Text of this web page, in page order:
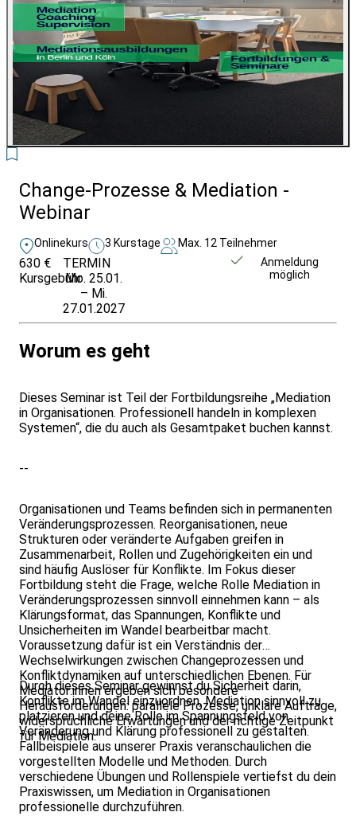
Change-Prozesse & Mediation -
Webinar
Onlinekurs 3 Kurstage Max. 12 Teilnehmer
630 €
Kursgebühr
TERMIN
Mo. 25.01.
– Mi.
27.01.2027
Anmeldung
möglich
Worum es geht
Dieses Seminar ist Teil der Fortbildungsreihe „Mediation
in Organisationen. Professionell handeln in komplexen
Systemen“, die du auch als Gesamtpaket buchen kannst.
--
Organisationen und Teams befinden sich in permanenten
Veränderungsprozessen. Reorganisationen, neue
Strukturen oder veränderte Aufgaben greifen in
Zusammenarbeit, Rollen und Zugehörigkeiten ein und
sind häufig Auslöser für Konflikte. Im Fokus dieser
Fortbildung steht die Frage, welche Rolle Mediation in
Veränderungsprozessen sinnvoll einnehmen kann – als
Klärungsformat, das Spannungen, Konflikte und
Unsicherheiten im Wandel bearbeitbar macht.
Voraussetzung dafür ist ein Verständnis der
Wechselwirkungen zwischen Changeprozessen und
Konfliktdynamiken auf unterschiedlichen Ebenen. Für
Mediator:innen ergeben sich besondere
Herausforderungen: parallele Prozesse, unklare Aufträge,
widersprüchliche Erwartungen und der richtige Zeitpunkt
für Mediation.
Durch dieses Seminar gewinnst du Sicherheit darin,
Konflikte im Wandel einzuordnen, Mediation sinnvoll zu
platzieren und deine Rolle im Spannungsfeld von
Veränderung und Klärung professionell zu gestalten.
Fallbeispiele aus unserer Praxis veranschaulichen die
vorgestellten Modelle und Methoden. Durch
verschiedene Übungen und Rollenspiele vertiefst du dein
Praxiswissen, um Mediation in Organisationen
professionelle durchzuführen.